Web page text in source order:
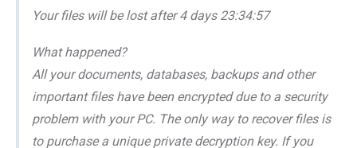
Your files will be lost after 4 days 23:34:57
What happened?
All your documents, databases, backups and other
important files have been encrypted due to a security
problem with your PC. The only way to recover files is
to purchase a unique private decryption key. If you